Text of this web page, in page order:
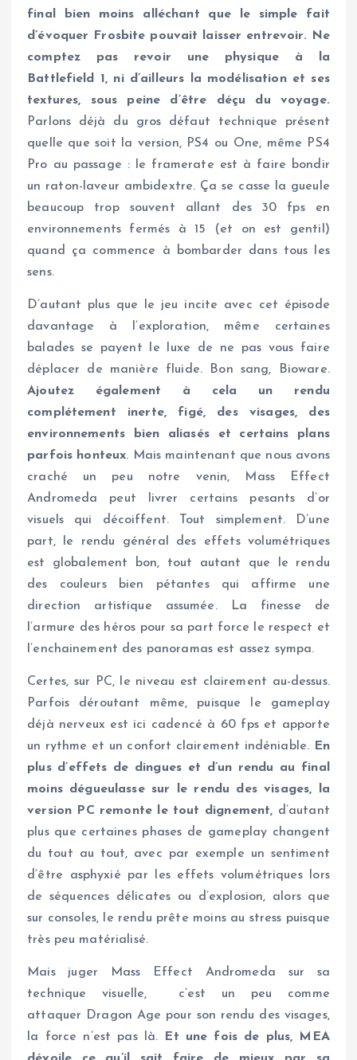
final bien moins alléchant que le simple fait
d’évoquer Frosbite pouvait laisser entrevoir.
Ne
comptez pas revoir une physique à la
Battlefield 1, ni d’ailleurs la modélisation et ses
textures, sous peine d’être déçu du voyage.
Parlons déjà du gros défaut technique présent
quelle que soit la version, PS4 ou One, même PS4
Pro au passage : le framerate est à faire bondir
un raton-laveur ambidextre. Ça se casse la gueule
beaucoup trop souvent allant des 30 fps en
environnements fermés à 15 (et on est gentil)
quand ça commence à bombarder dans tous les
sens.
D’autant plus que le jeu incite avec cet épisode
davantage à l’exploration, même certaines
balades se payent le luxe de ne pas vous faire
déplacer de manière fluide. Bon sang, Bioware.
Ajoutez également à cela un rendu
complétement inerte, figé, des visages, des
environnements bien aliasés et certains plans
parfois honteux. Mais maintenant que nous avons
craché un peu notre venin, Mass Effect
Andromeda peut livrer certains pesants d’or
visuels qui décoiffent. Tout simplement. D’une
part, le rendu général des effets volumétriques
est globalement bon, tout autant que le rendu
des couleurs bien pétantes qui affirme une
direction artistique assumée. La finesse de
l’armure des héros pour sa part force le respect et
l’enchainement des panoramas est assez sympa.
Certes, sur PC, le niveau est clairement au-dessus.
Parfois déroutant même, puisque le gameplay
déjà nerveux est ici cadencé à 60 fps et apporte
un rythme et un confort clairement indéniable.
En
plus d’effets de dingues et d’un rendu au final
moins dégueulasse sur le rendu des visages, la
version PC remonte le tout dignement, d’autant
plus que certaines phases de gameplay changent
du tout au tout, avec par exemple un sentiment
d’être asphyxié par les effets volumétriques lors
de séquences délicates ou d’explosion, alors que
sur consoles, le rendu prête moins au stress puisque
très peu matérialisé.
Mais juger Mass Effect Andromeda sur sa
technique visuelle, c’est un peu comme
attaquer Dragon Age pour son rendu des visages,
la force n’est pas là.
Et une fois de plus, MEA